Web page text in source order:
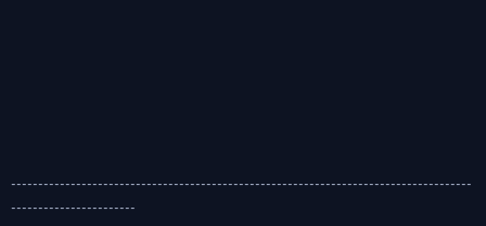
-------------------------------------------------------------------------------------
-----------------------